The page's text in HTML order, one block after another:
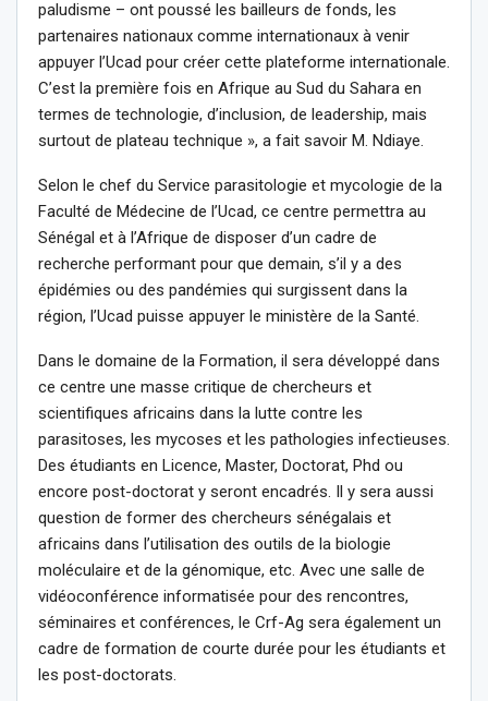
paludisme – ont poussé les bailleurs de fonds, les
partenaires nationaux comme internationaux à venir
appuyer l’Ucad pour créer cette plateforme internationale.
C’est la première fois en Afrique au Sud du Sahara en
termes de technologie, d’inclusion, de leadership, mais
surtout de plateau technique », a fait savoir M. Ndiaye.
Selon le chef du Service parasitologie et mycologie de la
Faculté de Médecine de l’Ucad, ce centre permettra au
Sénégal et à l’Afrique de disposer d’un cadre de
recherche performant pour que demain, s’il y a des
épidémies ou des pandémies qui surgissent dans la
région, l’Ucad puisse appuyer le ministère de la Santé.
Dans le domaine de la Formation, il sera développé dans
ce centre une masse critique de chercheurs et
scientifiques africains dans la lutte contre les
parasitoses, les mycoses et les pathologies infectieuses.
Des étudiants en Licence, Master, Doctorat, Phd ou
encore post-doctorat y seront encadrés. Il y sera aussi
question de former des chercheurs sénégalais et
africains dans l’utilisation des outils de la biologie
moléculaire et de la génomique, etc. Avec une salle de
vidéoconférence informatisée pour des rencontres,
séminaires et conférences, le Crf-Ag sera également un
cadre de formation de courte durée pour les étudiants et
les post-doctorats.